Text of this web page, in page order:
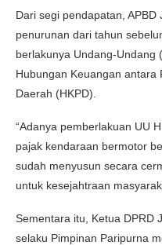
Dari segi pendapatan,
penurunan dari tahun
berlakunya Undang-Undang
Hubungan Keuangan antara
Daerah (HKPD).
“Adanya pemberlakuan UU
pajak kendaraan bermotor
sudah menyusun secara
untuk kesejahtraan
Sementara itu, Ketua DPRD
selaku Pimpinan Paripurna